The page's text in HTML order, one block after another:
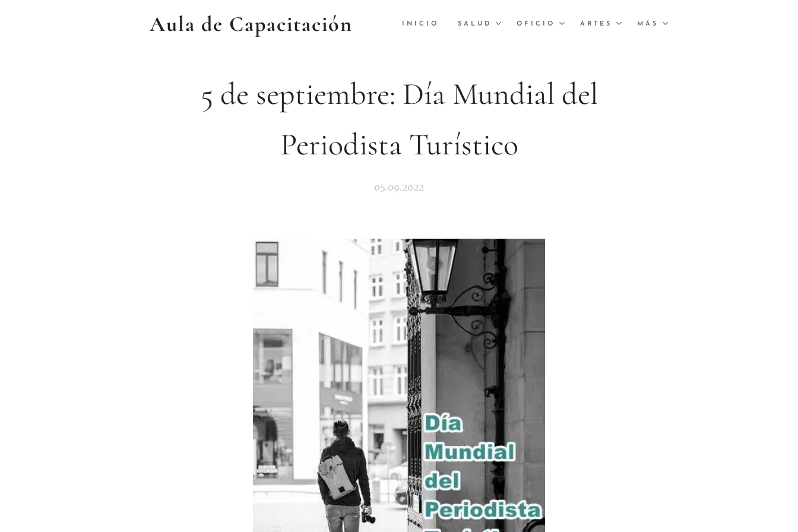
Aula de Capacitación INICIO SALUD OFICIO ARTES MÁS
5 de septiembre: Día Mundial del
Periodista Turístico
05.09.2022